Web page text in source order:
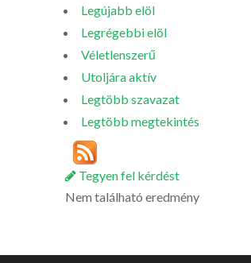
Legújabb elöl
Legrégebbi elöl
Véletlenszerű
Utoljára aktív
Legtöbb szavazat
Legtöbb megtekintés
Tegyen fel kérdést
Nem található eredmény